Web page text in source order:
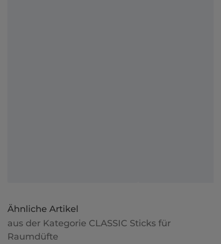
Ähnliche Artikel
aus der Kategorie CLASSIC Sticks für
Raumdüfte